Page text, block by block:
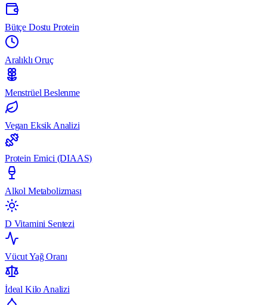
Bütçe Dostu Protein
Aralıklı Oruç
Menstrüel Beslenme
Vegan Eksik Analizi
Protein Emici (DIAAS)
Alkol Metabolizması
D Vitamini Sentezi
Vücut Yağ Oranı
İdeal Kilo Analizi